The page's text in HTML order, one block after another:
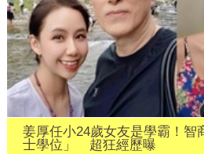
姜厚任小24歲女友是學霸！智
士學位」 超狂經歷曝